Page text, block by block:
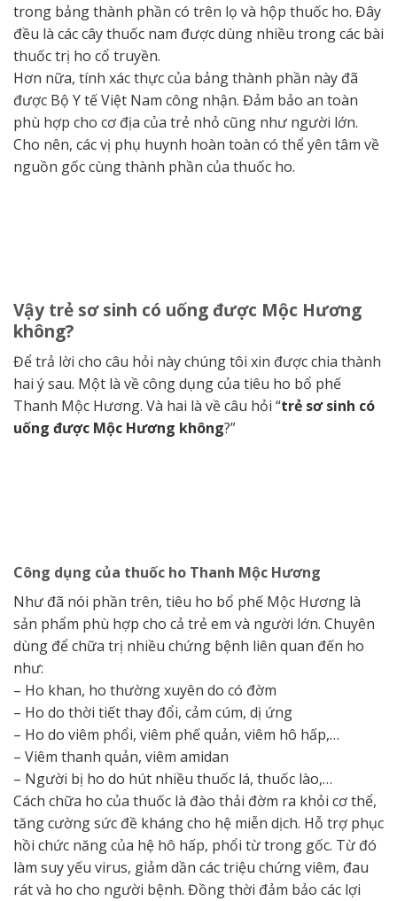
trong bảng thành phần có trên lọ và hộp thuốc ho. Đây
đều là các cây thuốc nam được dùng nhiều trong các bài
thuốc trị ho cổ truyền.
Hơn nữa, tính xác thực của bảng thành phần này đã
được Bộ Y tế Việt Nam công nhận. Đảm bảo an toàn
phù hợp cho cơ địa của trẻ nhỏ cũng như người lớn.
Cho nên, các vị phụ huynh hoàn toàn có thể yên tâm về
nguồn gốc cùng thành phần của thuốc ho.
Vậy trẻ sơ sinh có uống được Mộc Hương
không?
Để trả lời cho câu hỏi này chúng tôi xin được chia thành
hai ý sau. Một là về công dụng của tiêu ho bổ phế
Thanh Mộc Hương. Và hai là về câu hỏi “trẻ sơ sinh có
uống được Mộc Hương không?”
Công dụng của thuốc ho Thanh Mộc Hương
Như đã nói phần trên, tiêu ho bổ phế Mộc Hương là
sản phẩm phù hợp cho cả trẻ em và người lớn. Chuyên
dùng để chữa trị nhiều chứng bệnh liên quan đến ho
như:
– Ho khan, ho thường xuyên do có đờm
– Ho do thời tiết thay đổi, cảm cúm, dị ứng
– Ho do viêm phổi, viêm phế quản, viêm hô hấp,…
– Viêm thanh quản, viêm amidan
– Người bị ho do hút nhiều thuốc lá, thuốc lào,…
Cách chữa ho của thuốc là đào thải đờm ra khỏi cơ thể,
tăng cường sức đề kháng cho hệ miễn dịch. Hỗ trợ phục
hồi chức năng của hệ hô hấp, phổi từ trong gốc. Từ đó
làm suy yếu virus, giảm dần các triệu chứng viêm, đau
rát và ho cho người bệnh. Đồng thời đảm bảo các lợi